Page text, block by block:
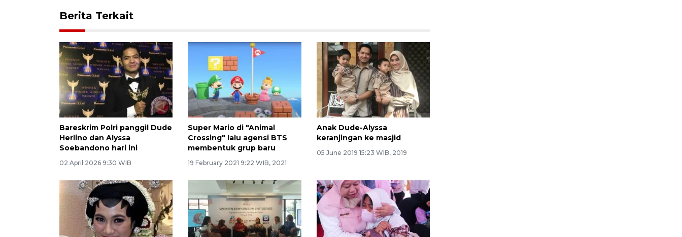
Berita Terkait
Bareskrim Polri panggil Dude
Herlino dan Alyssa
Soebandono hari ini
02 April 2026 9:30 WIB
Super Mario di "Animal
Crossing" lalu agensi BTS
membentuk grup baru
19 February 2021 9:22 WIB, 2021
Anak Dude-Alyssa
keranjingan ke masjid
05 June 2019 15:23 WIB, 2019